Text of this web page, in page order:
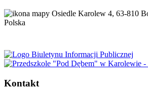
Osiedle Karolew 4, 63-810
Polska
Kontakt